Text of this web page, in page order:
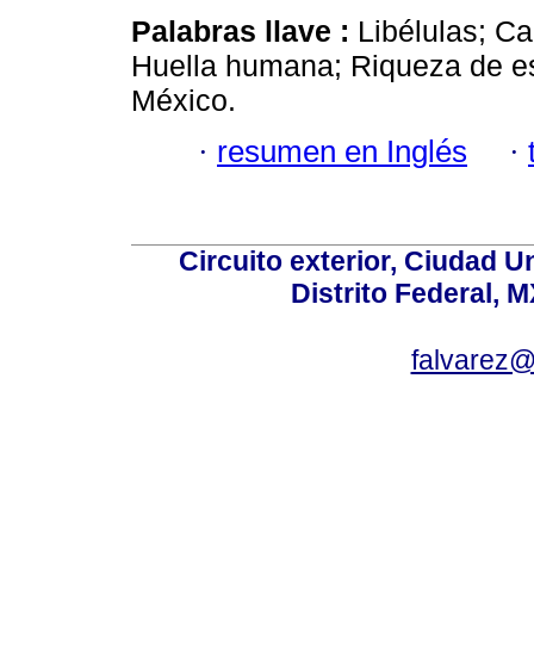
Palabras llave : Libélulas;
Huella humana; Riqueza de
México.
· resumen en Inglés ·
Circuito exterior, Ciudad
Distrito Federal,